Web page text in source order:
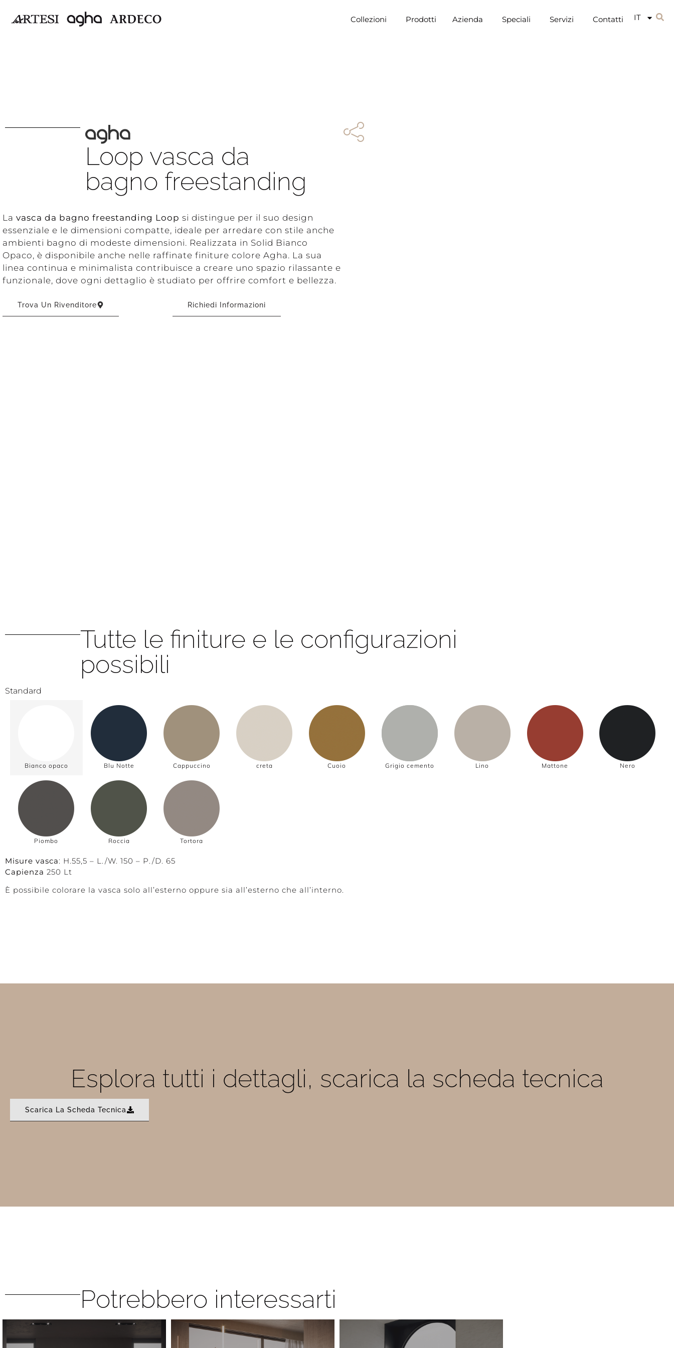
Collezioni Prodotti Azienda Speciali Servizi Contatti IT
Loop vasca da
bagno freestanding
La vasca da bagno freestanding Loop si distingue per il suo design
essenziale e le dimensioni compatte, ideale per arredare con stile anche
ambienti bagno di modeste dimensioni. Realizzata in Solid Bianco
Opaco, è disponibile anche nelle raffinate finiture colore Agha. La sua
linea continua e minimalista contribuisce a creare uno spazio rilassante e
funzionale, dove ogni dettaglio è studiato per offrire comfort e bellezza.
Trova Un Rivenditore Richiedi Informazioni
Tutte le finiture e le configurazioni
possibili
Standard
Bianco opaco Blu Notte Cappuccino creta Cuoio Grigio cemento Lino Mattone Nero
Piombo Roccia Tortora
Misure vasca: H.55,5 – L./W. 150 – P./D. 65
Capienza 250 Lt
È possibile colorare la vasca solo all’esterno oppure sia all’esterno che all’interno.
Esplora tutti i dettagli, scarica la scheda tecnica
Scarica La Scheda Tecnica
Potrebbero interessarti